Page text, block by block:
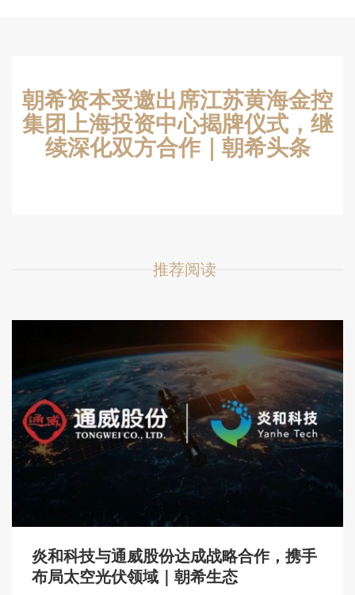
朝希资本受邀出席江苏黄海金控
集团上海投资中心揭牌仪式，继
续深化双方合作｜朝希头条
推荐阅读
炎和科技与通威股份达成战略合作，携手
布局太空光伏领域｜朝希生态